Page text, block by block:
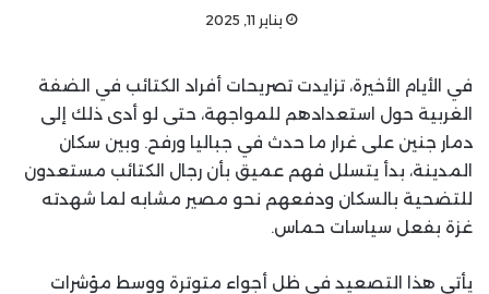
يناير 11, 2025
في الأيام الأخيرة، تزايدت تصريحات أفراد الكتائب في الضفة
الغربية حول استعدادهم للمواجهة، حتى لو أدى ذلك إلى
دمار جنين على غرار ما حدث في جباليا ورفح. وبين سكان
المدينة، بدأ يتسلل فهم عميق بأن رجال الكتائب مستعدون
للتضحية بالسكان ودفعهم نحو مصير مشابه لما شهدته
غزة بفعل سياسات حماس.
يأتي هذا التصعيد في ظل أجواء متوترة ووسط مؤشرات